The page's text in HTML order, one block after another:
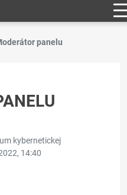
panelu
kybernetickej
14:40